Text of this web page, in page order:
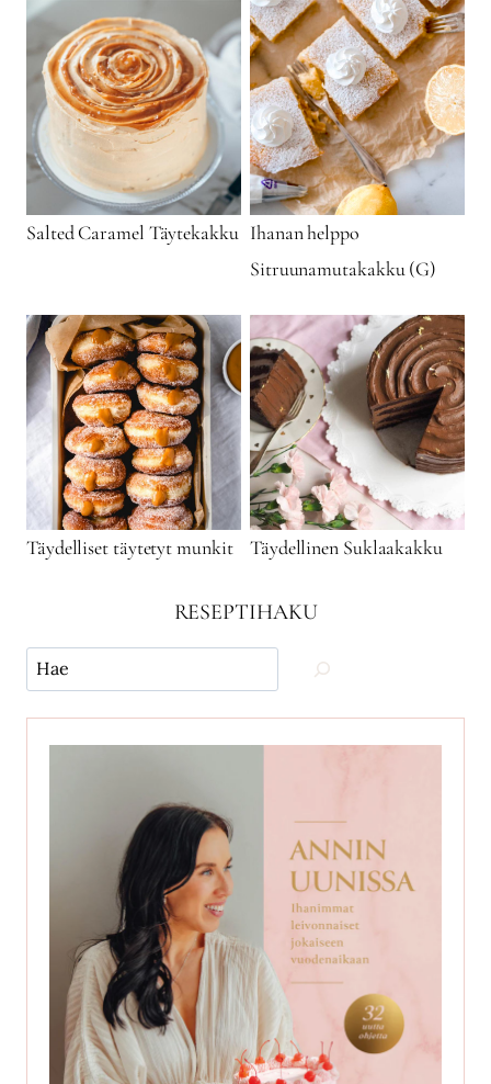
Salted Caramel Täytekakku Ihanan helppo
Sitruunamutakakku (G)
Täydelliset täytetyt munkit Täydellinen Suklaakakku
RESEPTIHAKU
Käytä
hakua
ja
etsi